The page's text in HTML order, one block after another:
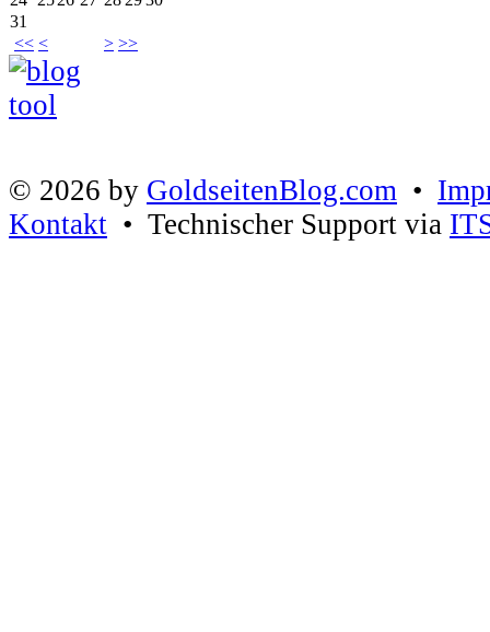
<< < > >>
31
© 2026 by GoldseitenBlog.com •
Kontakt • Technischer Support via